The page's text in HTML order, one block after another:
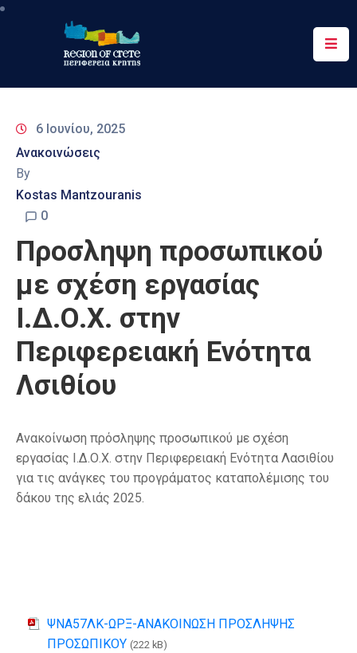
Περιφέρεια
&
Δράσεις
Ψηφιακές
Επικοινωνία
6 Ιουνίου, 2025
Ανακοινώσεις
By
Kostas Mantzouranis
0
Προσληψη προσωπικού
με σχέση εργασίας
Ι.Δ.Ο.Χ. στην
Περιφερειακή Ενότητα
Λσιθίου
Ανακοίνωση πρόσληψης προσωπικού με σχέση
εργασίας Ι.Δ.Ο.Χ. στην Περιφερειακή Ενότητα Λασιθίου
για τις ανάγκες του προγράματος καταπολέμισης του
δάκου της ελιάς 2025.
ΨΝΑ57ΛΚ-ΩΡΞ-ΑΝΑΚΟΙΝΩΣΗ ΠΡΟΣΛΗΨΗΣ
ΠΡΟΣΩΠΙΚΟΥ (222 kB)